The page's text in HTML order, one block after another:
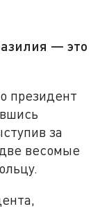
— это
президент
за
весомые